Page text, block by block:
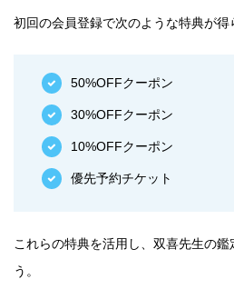
初回の会員登録で次のような特典が得
50%OFFクーポン
30%OFFクーポン
10%OFFクーポン
優先予約チケット
これらの特典を活用し、双喜先生の鑑
う。